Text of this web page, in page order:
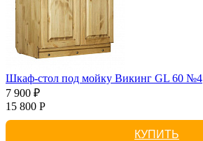
Шкаф-стол под мойку Викинг GL 60 №4
7 900 ₽
15 800 Р
КУПИТЬ